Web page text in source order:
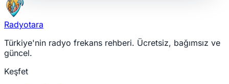
Radyotara
Türkiye'nin radyo frekans rehberi. Ücretsiz, bağımsız ve
güncel.
Keşfet